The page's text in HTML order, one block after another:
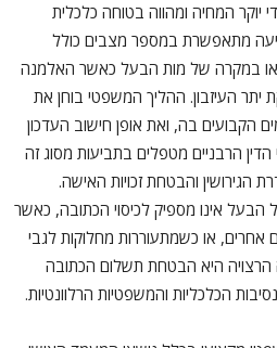
המחיה ומהווה בטוחה כלכלית
מתאפשרת במספר מצבים כולל
או במקרה של מות הבעל כאשר האלמנה
יתר העיזבון. ההליך המשפטי בוחן את
הקבועים בה, ואת אופן חישוב העדכון
הדין הרבניים מטפלים בתביעות מסוג זה
הגירושין והבטחת זכויות האישה.
הבעל אינו מספיק לכיסוי הכתובה, כאשר
אחרים, או כשמתעוררות מחלוקות לגבי
הרצויה היא הבטחת תשלום הכתובה
הכלכליות והמשפטיות הרלוונטיות.